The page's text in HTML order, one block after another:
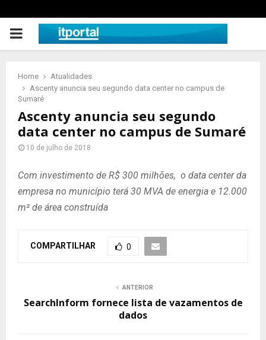
PRIMARY
Home
Atualidades
Ascenty anuncia seu segundo data center no campus de
Sumaré
Ascenty anuncia seu segundo
data center no campus de Sumaré
10 de julho de 2018
Com investimento de R$ 300 milhões, o data center da
empresa no município terá 30 MVA de energia e 12.000
m² de área construída
COMPARTILHAR 0
ANTERIOR
SearchInform fornece lista de vazamentos de
dados